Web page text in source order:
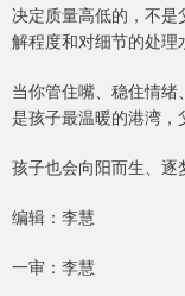
决定质量高低的，不
解程度和对细节的处理
当你管住嘴、稳住情
是孩子最温暖的港湾，
孩子也会向阳而生、逐
编辑：李慧
一审：李慧